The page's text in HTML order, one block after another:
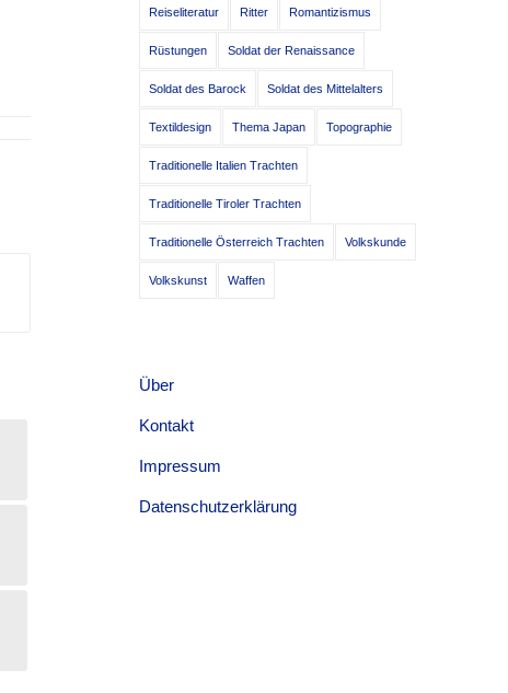
Reiseliteratur Ritter Romantizismus
Rüstungen Soldat der Renaissance
Soldat des Barock Soldat des Mittelalters
Textildesign Thema Japan Topographie
Traditionelle Italien Trachten
Traditionelle Tiroler Trachten
Traditionelle Österreich Trachten Volkskunde
Volkskunst Waffen
Über
Kontakt
Impressum
Datenschutzerklärung